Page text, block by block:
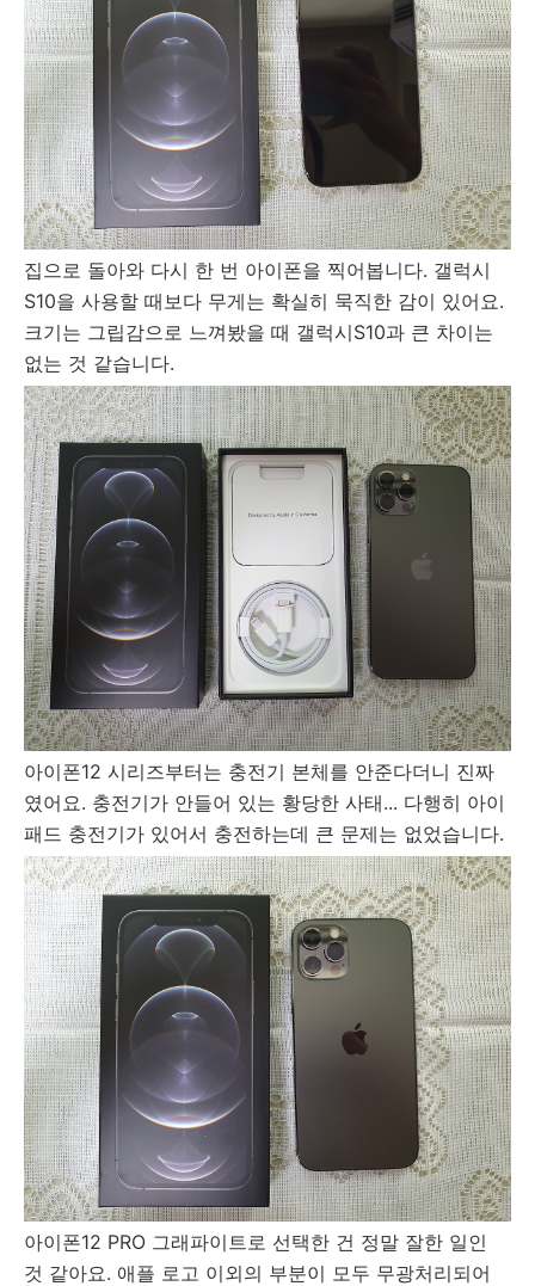
집으로 돌아와 다시 한 번 아이폰을 찍어봅니다. 갤럭시
S10을 사용할 때보다 무게는 확실히 묵직한 감이 있어요.
크기는 그립감으로 느껴봤을 때 갤럭시S10과 큰 차이는
없는 것 같습니다.
아이폰12 시리즈부터는 충전기 본체를 안준다더니 진짜
였어요. 충전기가 안들어 있는 황당한 사태... 다행히 아이
패드 충전기가 있어서 충전하는데 큰 문제는 없었습니다.
아이폰12 PRO 그래파이트로 선택한 건 정말 잘한 일인
것 같아요. 애플 로고 이외의 부분이 모두 무광처리되어